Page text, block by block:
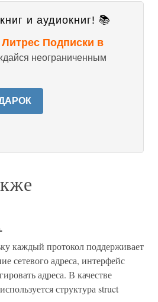
и аудиокниг! 📚
Подписки в
неограниченным
каждый протокол поддерживает
сетевого адреса, интерфейс
адреса. В качестве
структура struct